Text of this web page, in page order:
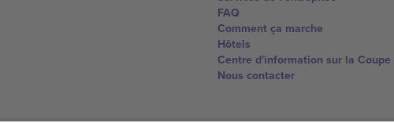
FAQ
Comment ça marche
Hôtels
Centre d'information sur la Coupe
Nous contacter